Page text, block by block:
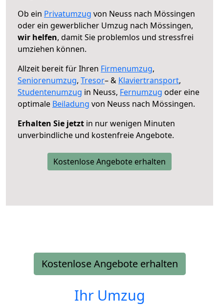
Ob ein Privatumzug von Neuss nach Mössingen
oder ein gewerblicher Umzug nach Mössingen,
wir helfen, damit Sie problemlos und stressfrei
umziehen können.
Allzeit bereit für Ihren Firmenumzug,
Seniorenumzug, Tresor– & Klaviertransport,
Studentenumzug in Neuss, Fernumzug oder eine
optimale Beiladung von Neuss nach Mössingen.
Erhalten Sie jetzt in nur wenigen Minuten
unverbindliche und kostenfreie Angebote.
Kostenlose Angebote erhalten
Kostenlose Angebote erhalten
Ihr Umzug